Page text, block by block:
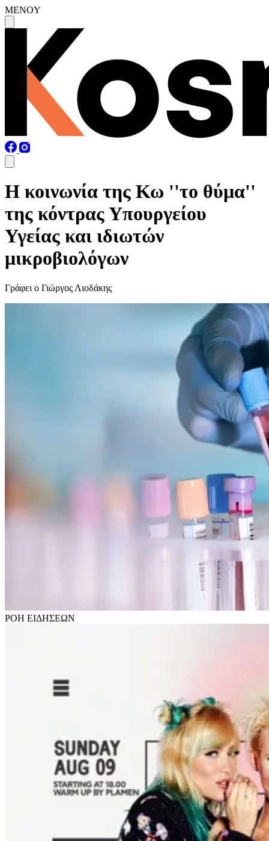
MENOY
Η κοινωνία της Κω ''το θύμα''
της κόντρας Υπουργείου
Υγείας και ιδιωτών
μικροβιολόγων
Γράφει ο Γιώργος Λιοδάκης
ΡΟΗ ΕΙΔΗΣΕΩΝ